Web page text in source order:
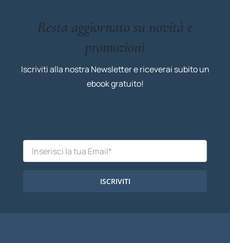
Resta aggiornato su novità e
promozioni
Iscriviti alla nostra Newsletter e riceverai subito un
ebook gratuito!
ISCRIVITI